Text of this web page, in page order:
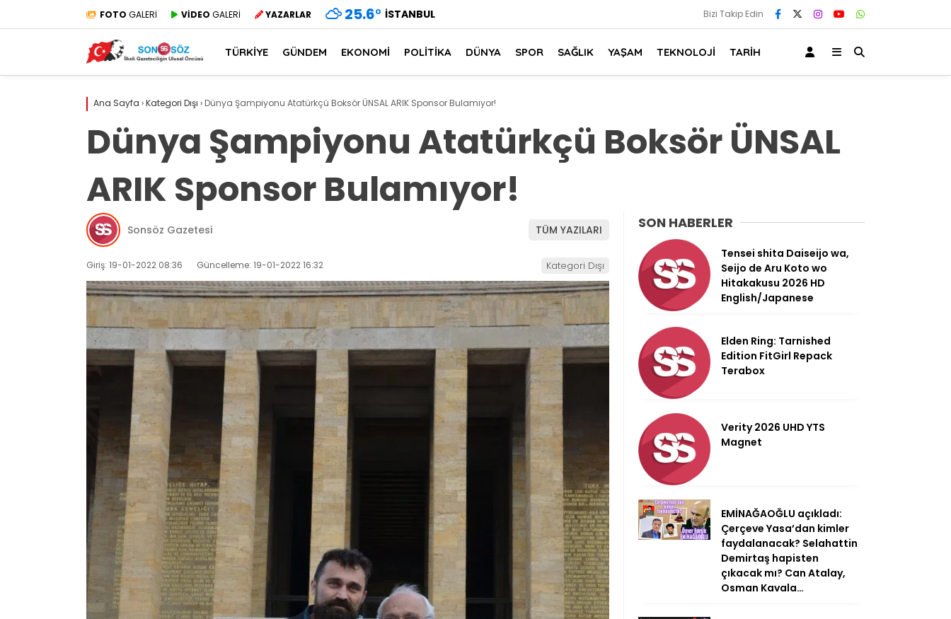
FOTO GALERİ VİDEO GALERİ YAZARLAR 25.6° İSTANBUL Bizi Takip Edin
TÜRKİYE GÜNDEM EKONOMİ POLİTİKA DÜNYA SPOR SAĞLIK YAŞAM TEKNOLOJİ TARİH
Ana Sayfa ›Kategori Dışı › Dünya Şampiyonu Atatürkçü Boksör ÜNSAL ARIK Sponsor Bulamıyor!
Dünya Şampiyonu Atatürkçü Boksör ÜNSAL
ARIK Sponsor Bulamıyor!
Sonsöz Gazetesi TÜM YAZILARI
Giriş: 19-01-2022 08:36 Güncelleme: 19-01-2022 16:32 Kategori Dışı
SON HABERLER
Tensei shita Daiseijo wa,
Seijo de Aru Koto wo
Hitakakusu 2026 HD
English/Japanese
Elden Ring: Tarnished
Edition FitGirl Repack
Terabox
Verity 2026 UHD YTS
Magnet
EMİNAĞAOĞLU açıkladı:
Çerçeve Yasa’dan kimler
faydalanacak? Selahattin
Demirtaş hapisten
çıkacak mı? Can Atalay,
Osman Kavala…